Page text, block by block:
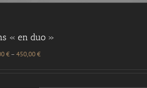
« en duo »
€– 450,00€